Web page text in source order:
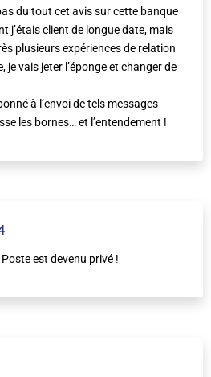
du tout cet avis sur cette banque
j’étais client de longue date, mais
plusieurs expériences de relation
je vais jeter l’éponge et changer de
à l’envoi de tels messages
les bornes… et l’entendement !
Poste est devenu privé !